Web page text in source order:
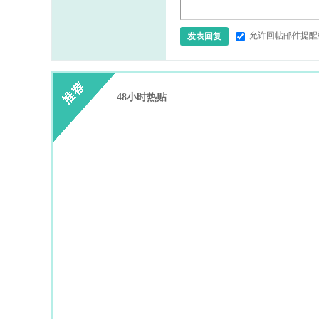
发表回复 允许回帖邮件提
48小时热贴